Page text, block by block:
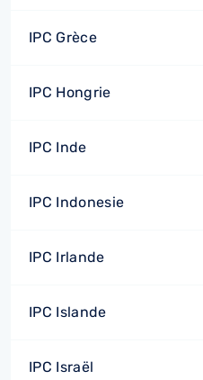
IPC Grèce
IPC Hongrie
IPC Inde
IPC Indonesie
IPC Irlande
IPC Islande
IPC Israël